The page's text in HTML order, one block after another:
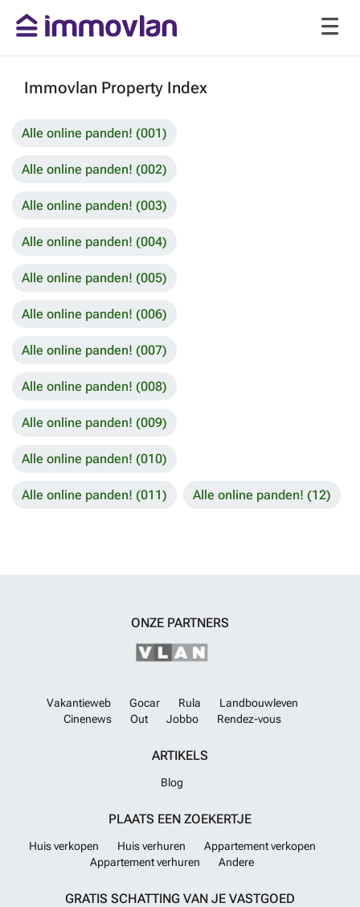
Immovlan Property Index
Alle online panden! (001)
Alle online panden! (002)
Alle online panden! (003)
Alle online panden! (004)
Alle online panden! (005)
Alle online panden! (006)
Alle online panden! (007)
Alle online panden! (008)
Alle online panden! (009)
Alle online panden! (010)
Alle online panden! (011) Alle online panden! (12)
ONZE PARTNERS
Vakantieweb Gocar Rula
Landbouwleven
Cinenews
Out Jobbo Rendez-vous
ARTIKELS
Blog
PLAATS EEN ZOEKERTJE
Huis verkopen Huis verhuren
Appartement verkopen
Appartement verhuren
Andere
GRATIS SCHATTING VAN JE VASTGOED